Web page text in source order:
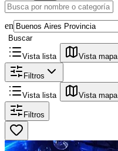
en
Buscar
Vista lista Vista mapa
Filtros
Vista lista Vista mapa
Filtros